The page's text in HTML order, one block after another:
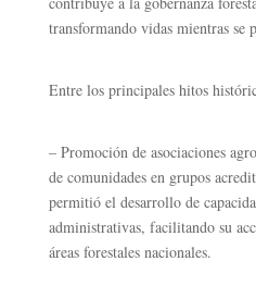
transformando vidas mientras se
Entre los principales hitos
–Promoción de asociaciones
de comunidades en grupos
permitió el desarrollo de
administrativas, facilitando su
áreas forestales nacionales.